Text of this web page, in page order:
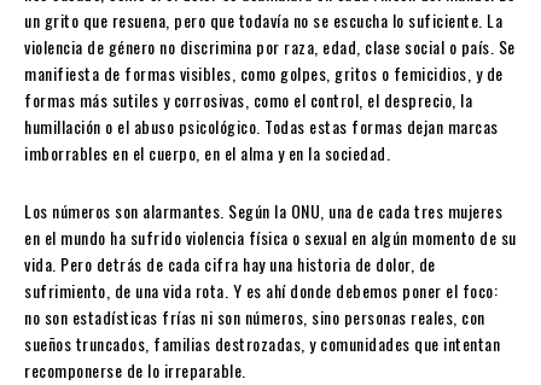
un grito que resuena, pero que todavía no se escucha lo suficiente. La
violencia de género no discrimina por raza, edad, clase social o país. Se
manifiesta de formas visibles, como golpes, gritos o femicidios, y de
formas más sutiles y corrosivas, como el control, el desprecio, la
humillación o el abuso psicológico. Todas estas formas dejan marcas
imborrables en el cuerpo, en el alma y en la sociedad.
Los números son alarmantes. Según la ONU, una de cada tres mujeres
en el mundo ha sufrido violencia física o sexual en algún momento de su
vida. Pero detrás de cada cifra hay una historia de dolor, de
sufrimiento, de una vida rota. Y es ahí donde debemos poner el foco:
no son estadísticas frías ni son números, sino personas reales, con
sueños truncados, familias destrozadas, y comunidades que intentan
recomponerse de lo irreparable.